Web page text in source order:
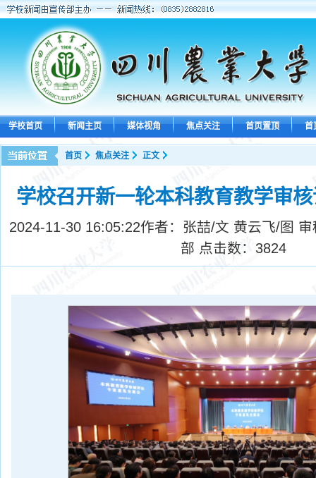
学校首页 新闻主页 媒体视角 焦点关注 首页置顶 首
首页 焦点关注 正文
学校召开新一轮本科教育教学审
2024-11-30 16:05:22作者：张喆/文 黄云飞/图
部 点击数： 3824